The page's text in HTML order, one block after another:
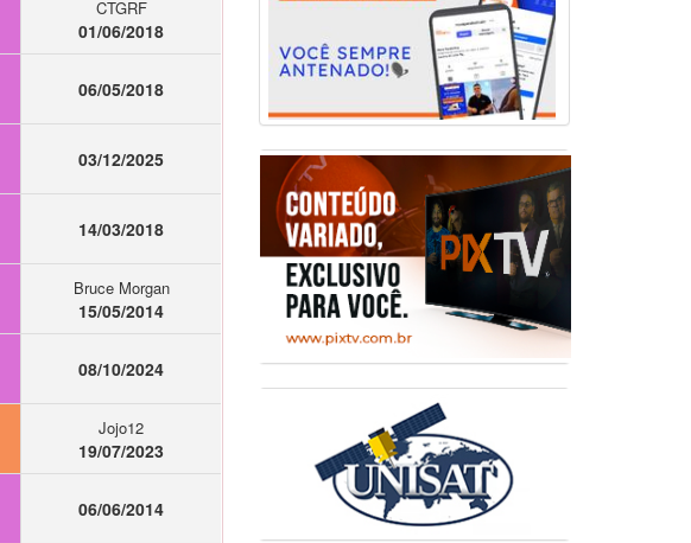
CTGRF
01/06/2018
06/05/2018
03/12/2025
14/03/2018
Bruce Morgan
15/05/2014
08/10/2024
Jojo12
19/07/2023
06/06/2014